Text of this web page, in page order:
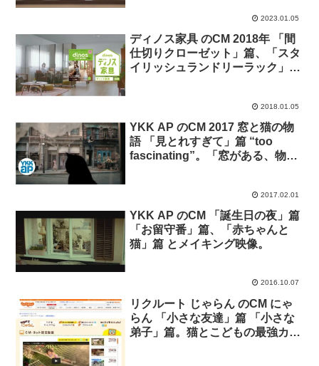
2023.01.05
ディノス家具 のCM 2018年 「間
仕切りクローゼット」篇、「スタ
イリッシュランドリーラック」
2018.01.05
YKK AP のCM 2017 窓と猫の物
語 「見とれすぎて」篇 “too
fascinating”。「窓がある、物語
2017.02.01
YKK AP のCM 「誕生日の夜」篇
「お留守番」篇、「赤ちゃんと
猫」篇 とメイキング映像。
2016.10.07
リクルート じゃらん のCM にゃ
らん 「小さな友達」篇 「小さな
弟子」篇。猫とこどもの最強カワ